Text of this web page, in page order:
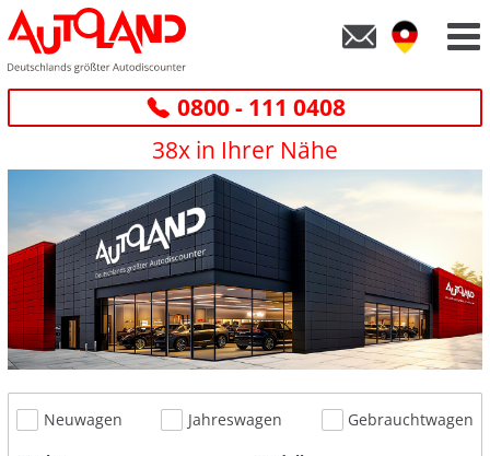
0800 - 111 0408
38x in Ihrer Nähe
Neuwagen Jahreswagen
Gebrauchtwagen